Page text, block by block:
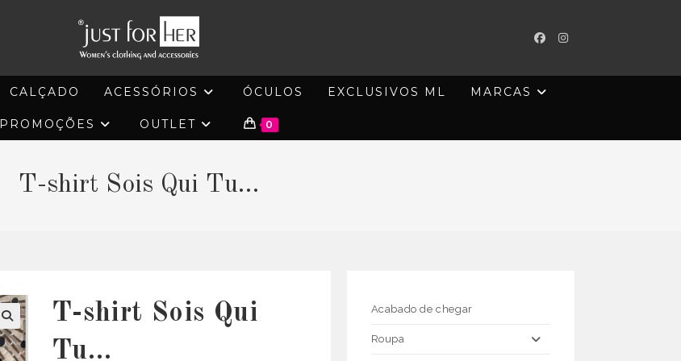
CALÇADO ACESSÓRIOS ÓCULOS EXCLUSIVOS ML MARCAS
PROMOÇÕES OUTLET 0
T-shirt Sois Qui Tu…
🔍
T-shirt Sois Qui
Tu…
Acabado de chegar
Roupa